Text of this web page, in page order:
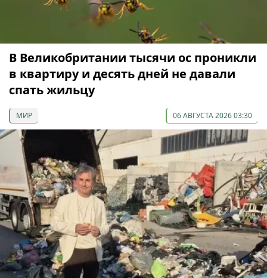
В Великобритании тысячи ос проникли
в квартиру и десять дней не давали
спать жильцу
МИР 06 АВГУСТА 2026 03:30